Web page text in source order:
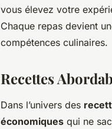
vous élevez votre
Chaque repas devient
compétences culinaires.
Recettes
Dans l’univers des
économiques qui ne